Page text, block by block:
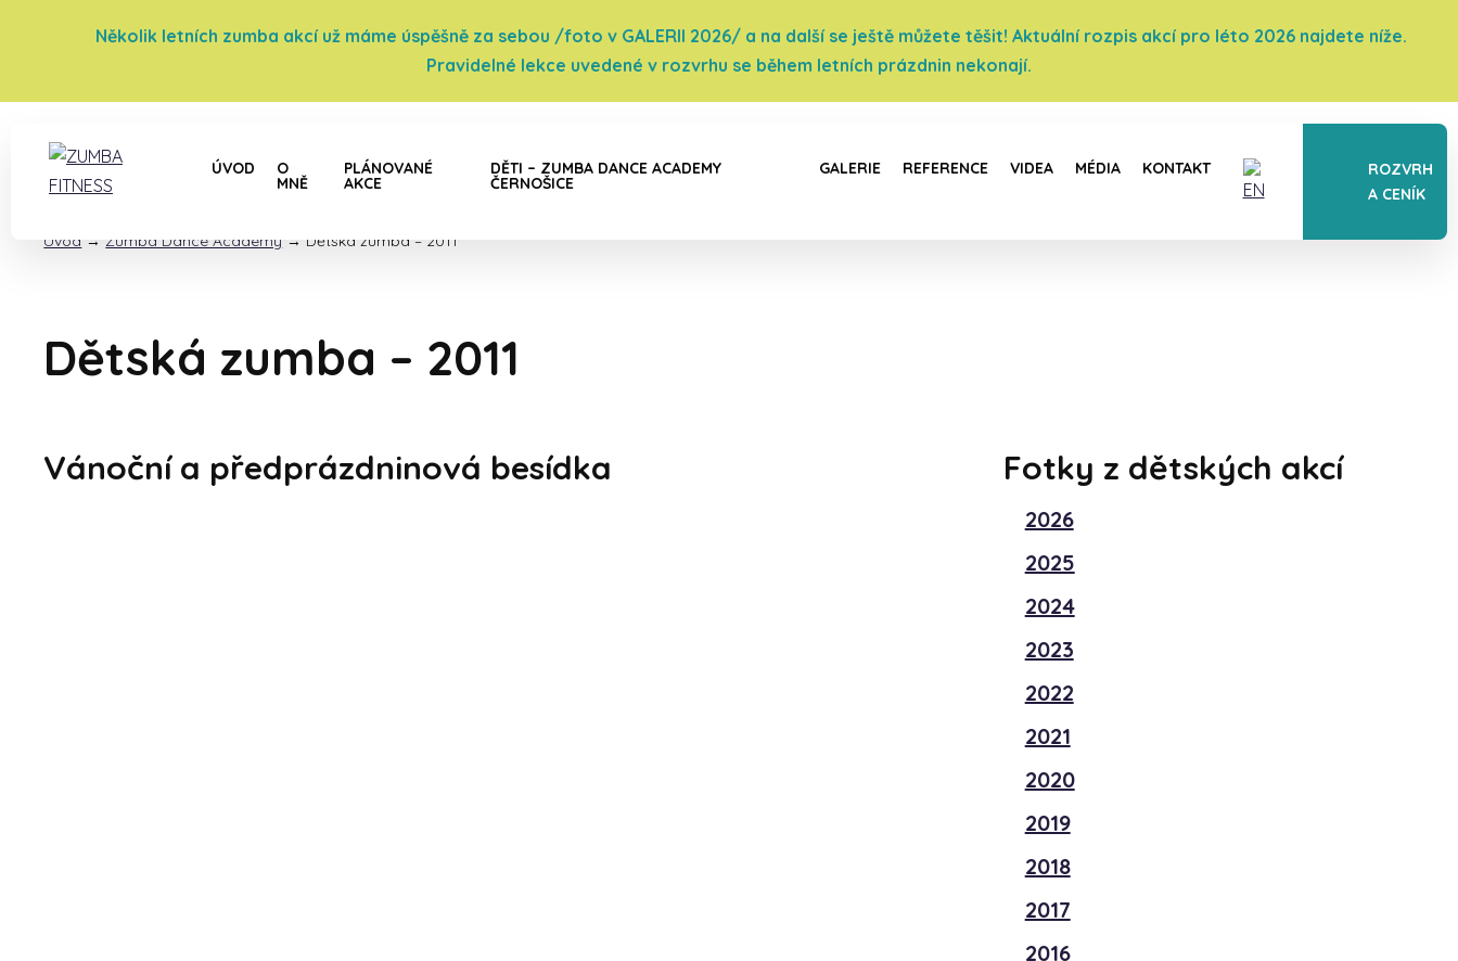
Několik letních zumba akcí už máme úspěšně za sebou /foto v GALERII 2026/ a na další se ještě můžete těšit! Aktuální rozpis akcí pro léto 2026 najdete níže.
Pravidelné lekce uvedené v rozvrhu se během letních prázdnin nekonají.
ROZVRH
A CENÍK
ÚVOD O
MNĚ
PLÁNOVANÉ
AKCE
DĚTI – ZUMBA DANCE ACADEMY
ČERNOŠICE
GALERIE REFERENCE VIDEA MÉDIA KONTAKT
Úvod →Zumba Dance Academy → Dětská zumba – 2011
Dětská zumba – 2011
Vánoční a předprázdninová besídka Fotky z dětských akcí
2026
2025
2024
2023
2022
2021
2020
2019
2018
2017
2016